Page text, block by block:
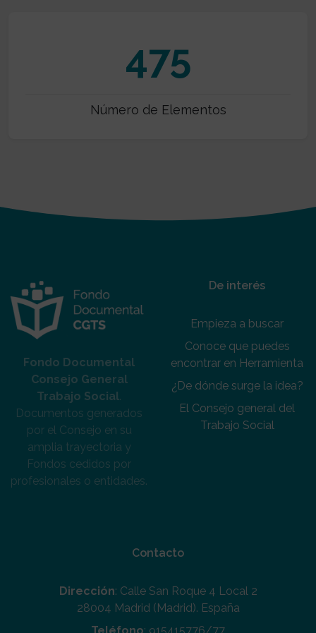
475
Número de Elementos
Fondo Documental
Consejo General
Trabajo Social.
Documentos generados
por el Consejo en su
amplia trayectoria y
Fondos cedidos por
profesionales o entidades.
De interés
Empieza a buscar
Conoce que puedes
encontrar en Herramienta
¿De dónde surge la idea?
El Consejo general del
Trabajo Social
Contacto
Dirección: Calle San Roque 4 Local 2
28004 Madrid (Madrid). España